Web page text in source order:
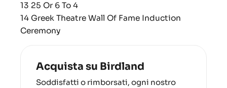
13 25 Or 6 To 4
14 Greek Theatre Wall Of Fame Induction
Ceremony
Acquista su Birdland
Soddisfatti o rimborsati, ogni nostro